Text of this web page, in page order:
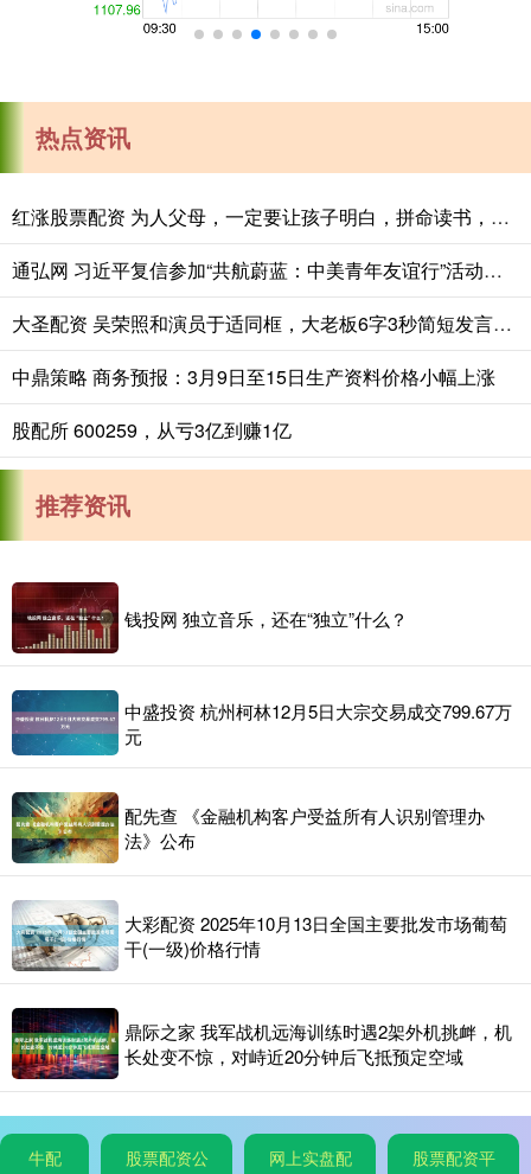
热点资讯
红涨股票配资 为人父母，一定要让孩子明白，拼命读书，是在给三代人铺路
通弘网 习近平复信参加“共航蔚蓝：中美青年友谊行”活动的两国学生
大圣配资 吴荣照和演员于适同框，大老板6字3秒简短发言，后者骑马帅气表演
中鼎策略 商务预报：3月9日至15日生产资料价格小幅上涨
股配所 600259，从亏3亿到赚1亿
推荐资讯
钱投网 独立音乐，还在“独立”什么？
中盛投资 杭州柯林12月5日大宗交易成交799.67万
元
配先查 《金融机构客户受益所有人识别管理办
法》公布
大彩配资 2025年10月13日全国主要批发市场葡萄
干(一级)价格行情
鼎际之家 我军战机远海训练时遇2架外机挑衅，机
长处变不惊，对峙近20分钟后飞抵预定空域
牛配
股票配资公
网上实盘配
股票配资平